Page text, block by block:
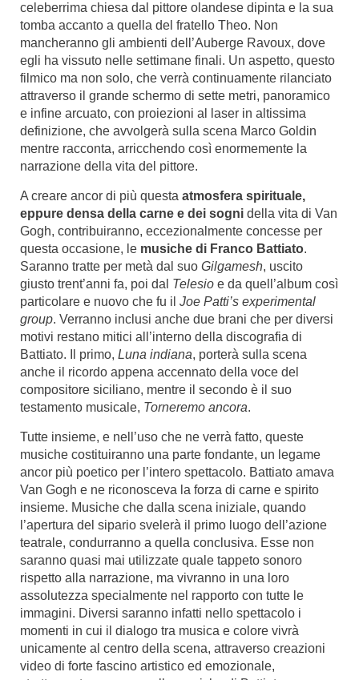
celeberrima chiesa dal pittore olandese dipinta e la sua
tomba accanto a quella del fratello Theo. Non
mancheranno gli ambienti dell’Auberge Ravoux, dove
egli ha vissuto nelle settimane finali. Un aspetto, questo
filmico ma non solo, che verrà continuamente rilanciato
attraverso il grande schermo di sette metri, panoramico
e infine arcuato, con proiezioni al laser in altissima
definizione, che avvolgerà sulla scena Marco Goldin
mentre racconta, arricchendo così enormemente la
narrazione della vita del pittore.
A creare ancor di più questa atmosfera spirituale,
eppure densa della carne e dei sogni della vita di Van
Gogh, contribuiranno, eccezionalmente concesse per
questa occasione, le musiche di Franco Battiato.
Saranno tratte per metà dal suo Gilgamesh, uscito
giusto trent’anni fa, poi dal Telesio e da quell’album così
particolare e nuovo che fu il Joe Patti’s experimental
group. Verranno inclusi anche due brani che per diversi
motivi restano mitici all’interno della discografia di
Battiato. Il primo, Luna indiana, porterà sulla scena
anche il ricordo appena accennato della voce del
compositore siciliano, mentre il secondo è il suo
testamento musicale, Torneremo ancora.
Tutte insieme, e nell’uso che ne verrà fatto, queste
musiche costituiranno una parte fondante, un legame
ancor più poetico per l’intero spettacolo. Battiato amava
Van Gogh e ne riconosceva la forza di carne e spirito
insieme. Musiche che dalla scena iniziale, quando
l’apertura del sipario svelerà il primo luogo dell’azione
teatrale, condurranno a quella conclusiva. Esse non
saranno quasi mai utilizzate quale tappeto sonoro
rispetto alla narrazione, ma vivranno in una loro
assolutezza specialmente nel rapporto con tutte le
immagini. Diversi saranno infatti nello spettacolo i
momenti in cui il dialogo tra musica e colore vivrà
unicamente al centro della scena, attraverso creazioni
video di forte fascino artistico ed emozionale,